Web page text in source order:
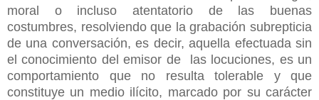
moral o incluso atentatorio de las buenas
costumbres, resolviendo que la grabación subrepticia
de una conversación, es decir, aquella efectuada sin
el conocimiento del emisor de las locuciones, es un
comportamiento que no resulta tolerable y que
constituye un medio ilícito, marcado por su carácter